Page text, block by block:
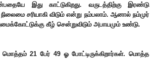
இது காட்டுகிறது. வருடத்திற்கு இரண்டு
சரியாகி விடும் என்று நம்பலாம். ஆனால் நம்முர்
கீழ் சென்றுவிடும் அபாயமும் உண்டு.
மொத்தம் 21 பேர் 49 ஓ போட்டிருக்கிறார்கள். மொத்த